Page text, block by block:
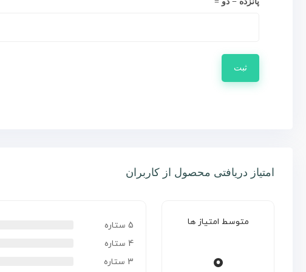
امتیاز دریافتی محصول از کاربران
متوسط امتیاز ها
0
5 ستاره
4 ستاره
3 ستاره